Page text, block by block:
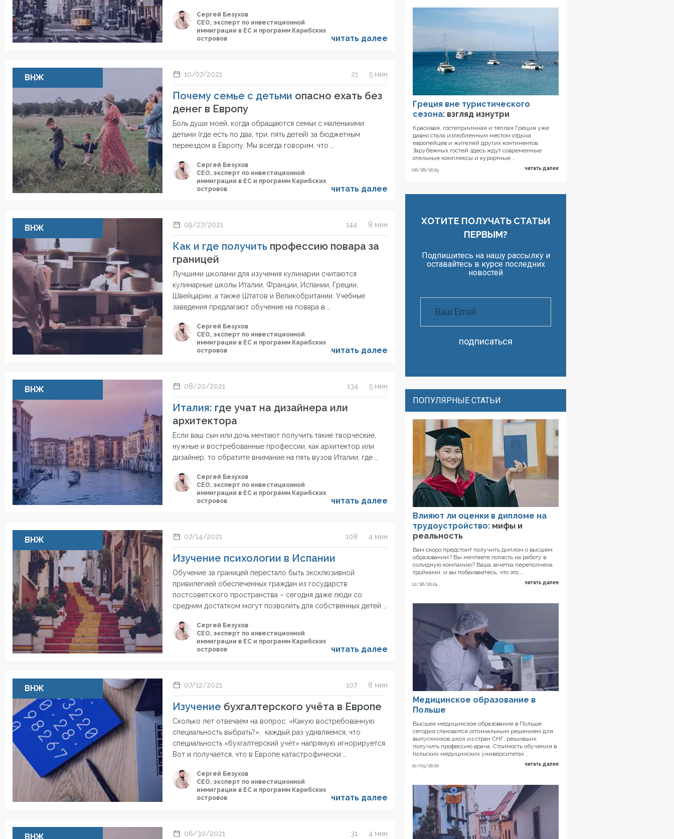
Сергей Безухов
СЕО, эксперт по инвестиционной
иммиграции в ЕС и программ Карибских
островов
читать далее
ВНЖ 10/07/2021 21 5 мин
Почему семье с детьми опасно ехать без
денег в Европу
Боль души моей, когда обращаются семьи с маленькими
детьми (где есть по два, три, пять детей) за бюджетным
переездом в Европу. Мы всегда говорим, что …
Сергей Безухов
СЕО, эксперт по инвестиционной
иммиграции в ЕС и программ Карибских
островов
читать далее
ВНЖ 09/27/2021 144 8 мин
Как и где получить профессию повара за
границей
Лучшими школами для изучения кулинарии считаются
кулинарные школы Италии, Франции, Испании, Греции,
Швейцарии, а также Штатов и Великобритании. Учебные
заведения предлагают обучение на повара в …
Сергей Безухов
СЕО, эксперт по инвестиционной
иммиграции в ЕС и программ Карибских
островов
читать далее
ВНЖ 08/20/2021 134 5 мин
Италия: где учат на дизайнера или
архитектора
Если ваш сын или дочь мечтают получить такие творческие,
нужные и востребованные профессии, как архитектор или
дизайнер, то обратите внимание на пять вузов Италии, где …
Сергей Безухов
СЕО, эксперт по инвестиционной
иммиграции в ЕС и программ Карибских
островов
читать далее
ВНЖ 07/14/2021 108 4 мин
Изучение психологии в Испании
Обучение за границей перестало быть эксклюзивной
привилегией обеспеченных граждан из государств
постсоветского пространства – сегодня даже люди со
средним достатком могут позволить для собственных детей …
Сергей Безухов
СЕО, эксперт по инвестиционной
иммиграции в ЕС и программ Карибских
островов
читать далее
ВНЖ 07/12/2021 107 8 мин
Изучение бухгалтерского учёта в Европе
Сколько лет отвечаем на вопрос: «Какую востребованную
специальность выбрать?», каждый раз удивляемся, что
специальность «бухгалтерский учёт» напрямую игнорируется.
Вот и получается, что в Европе катастрофически …
Сергей Безухов
СЕО, эксперт по инвестиционной
иммиграции в ЕС и программ Карибских
островов
читать далее
ВНЖ 06/30/2021 31 4 мин
Греция вне туристического
сезона: взгляд изнутри
08/28/2025
Красивая, гостеприимная и теплая Греция уже
давно стала излюбленным местом отдыха
европейцев и жителей других континентов.
Зарубежных гостей здесь ждут современные
отельные комплексы и курортные …
читать далее
ХОТИТЕ ПОЛУЧАТЬ СТАТЬИ
ПЕРВЫМ?
Подпишитесь на нашу рассылку и
оставайтесь в курсе последних
новостей
подписаться
ПОПУЛЯРНЫЕ СТАТЬИ
Влияют ли оценки в дипломе на
трудоустройство: мифы и
реальность
12/18/2024
Вам скоро предстоит получить диплом о высшем
образовании? Вы мечтаете попасть на работу в
солидную компанию? Ваша зачетка переполнена
тройками, и вы побаиваетесь, что это …
читать далее
Медицинское образование в
Польше
10/05/2020
Высшее медицинское образование в Польше
сегодня становится оптимальным решением для
выпускников школ из стран СНГ, решивших
получить профессию врача. Стоимость обучения в
польских медицинских университетах …
читать далее